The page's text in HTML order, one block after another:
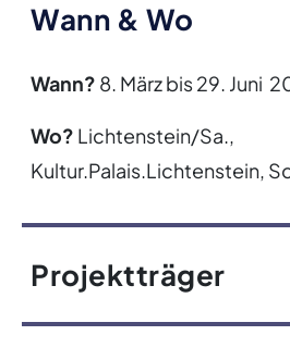
Wann & Wo
Wann? 8. März bis 29. Juni
Wo? Lichtenstein/Sa.,
Kultur.Palais.Lichtenstein,
Projektträger